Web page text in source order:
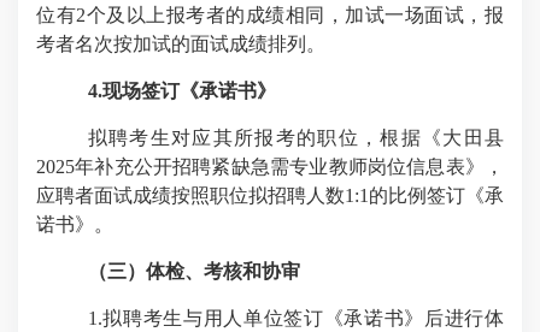
位有2个及以上报考者的成绩相同，加试一场面试，报
考者名次按加试的面试成绩排列。
4.现场签订《承诺书》
拟聘考生对应其所报考的职位，根据《大田县
2025年补充公开招聘紧缺急需专业教师岗位信息表》，
应聘者面试成绩按照职位拟招聘人数1:1 的比例签订《承
诺书》。
（三）体检、考核和协审
1.拟聘考生与用人单位签订《承诺书》后进行体